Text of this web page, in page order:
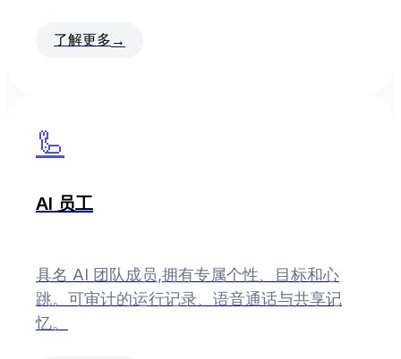
了解更多 →
🦾
AI 员工
具名 AI 团队成员,拥有专属个性、目标和心
跳。可审计的运行记录、语音通话与共享记
忆。